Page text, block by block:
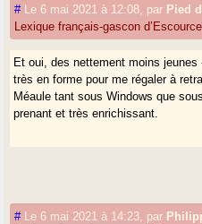
# Le 6 mai 2021 à 12:08 par Pied
Lexique français-gascon
Et oui, des nettement moins
très en forme pour me régaler à
Méaule tant sous Windows que
prenant et très enrichissant.
# Le 6 mai 2021 à 14:23 par